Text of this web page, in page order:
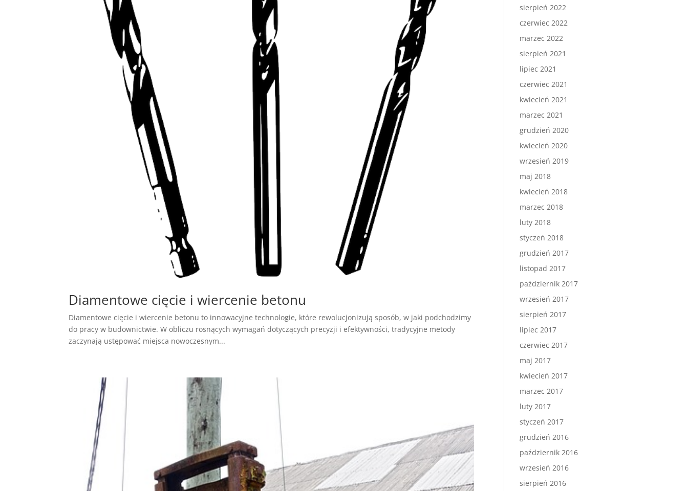
Diamentowe cięcie i wiercenie betonu
Diamentowe cięcie i wiercenie betonu to innowacyjne technologie, które rewolucjonizują sposób, w jaki podchodzimy
do pracy w budownictwie. W obliczu rosnących wymagań dotyczących precyzji i efektywności, tradycyjne metody
zaczynają ustępować miejsca nowoczesnym...
sierpień 2022
czerwiec 2022
marzec 2022
sierpień 2021
lipiec 2021
czerwiec 2021
kwiecień 2021
marzec 2021
grudzień 2020
kwiecień 2020
wrzesień 2019
maj 2018
kwiecień 2018
marzec 2018
luty 2018
styczeń 2018
grudzień 2017
listopad 2017
październik 2017
wrzesień 2017
sierpień 2017
lipiec 2017
czerwiec 2017
maj 2017
kwiecień 2017
marzec 2017
luty 2017
styczeń 2017
grudzień 2016
październik 2016
wrzesień 2016
sierpień 2016